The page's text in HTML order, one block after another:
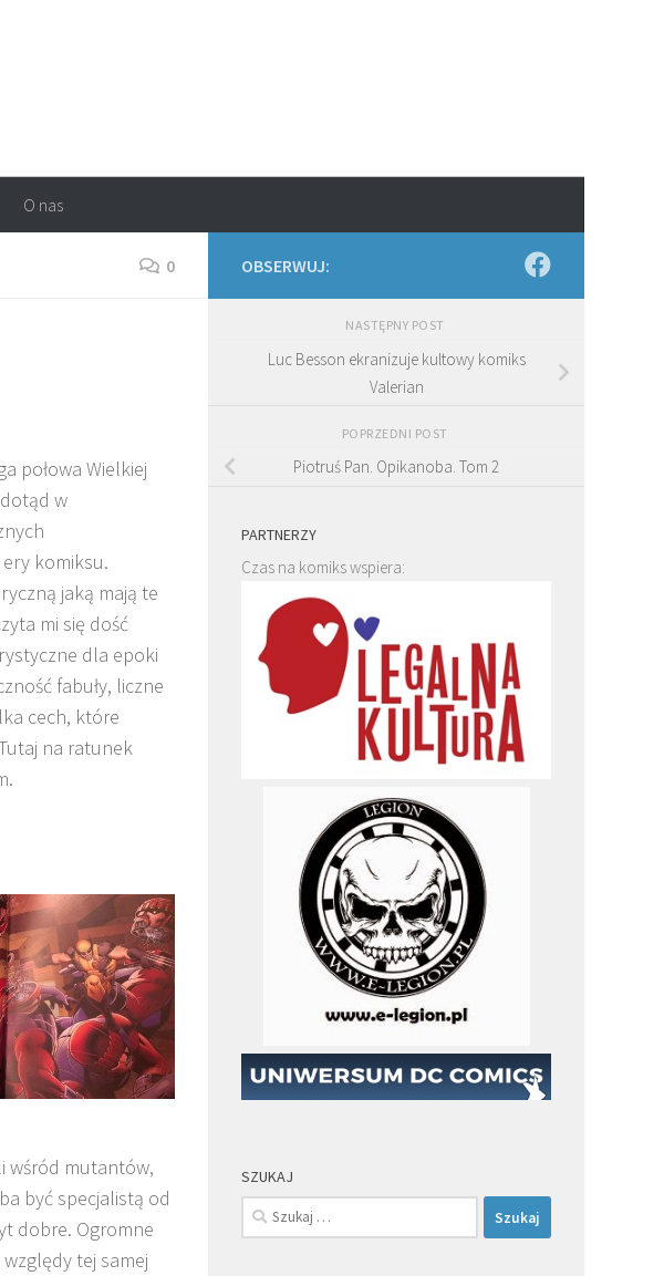
O nas
0
połowa Wielkiej
w
komiksu.
jaką mają te
mi się dość
dla epoki
fabuły, liczne
cech, które
na ratunek
wśród mutantów,
być specjalistą od
dobre. Ogromne
tej samej
OBSERWUJ:
NASTĘPNY POST
Luc Besson ekranizuje kultowy komiks
Valerian
POPRZEDNI POST
Piotruś Pan. Opikanoba. Tom 2
PARTNERZY
Czas na komiks wspiera:
SZUKAJ
Szukaj: